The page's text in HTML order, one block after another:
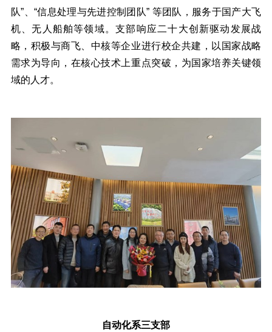
队”、“信息处理与先进控制团队” 等团队，服务于国产大飞
机、无人船舶等领域。支部响应二十大创新驱动发展战
略，积极与商飞、中核等企业进行校企共建，以国家战略
需求为导向，在核心技术上重点突破，为国家培养关键领
域的人才。
自动化系三支部